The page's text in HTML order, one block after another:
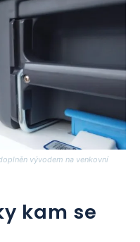
vývodem na venkovní
kam se